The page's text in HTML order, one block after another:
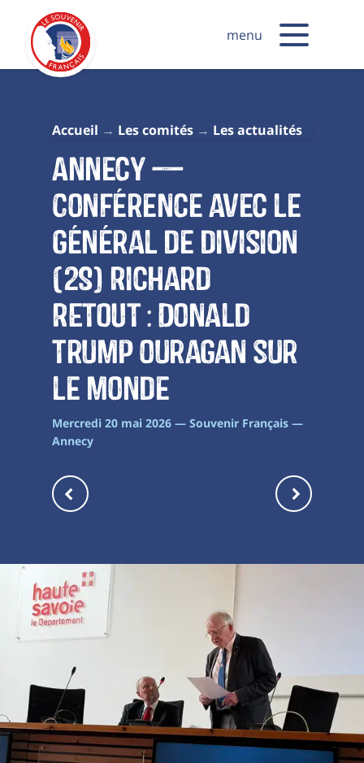
menu
Accueil Les comités Les actualités
Annecy —
Conférence avec le
général de division
(2S) Richard
RETOUT : Donald
Trump ouragan sur
le monde
Mercredi 20 mai 2026 — Souvenir Français —
Annecy